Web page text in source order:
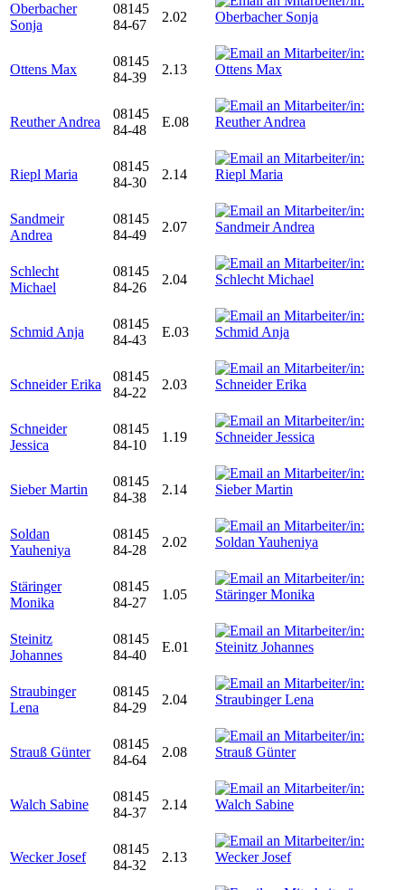
Oberbacher
Sonja
08145
84-67
2.02
Ottens Max
08145
84-39
2.13
Reuther Andrea
08145
84-48
E.08
Riepl Maria
08145
84-30
2.14
Sandmeir
Andrea
08145
84-49
2.07
Schlecht
Michael
08145
84-26
2.04
Schmid Anja
08145
84-43
E.03
Schneider Erika
08145
84-22
2.03
Schneider
Jessica
08145
84-10
1.19
Sieber Martin
08145
84-38
2.14
Soldan
Yauheniya
08145
84-28
2.02
Stäringer
Monika
08145
84-27
1.05
Steinitz
Johannes
08145
84-40
E.01
Straubinger
Lena
08145
84-29
2.04
Strauß Günter
08145
84-64
2.08
Walch Sabine
08145
84-37
2.14
Wecker Josef
08145
84-32
2.13